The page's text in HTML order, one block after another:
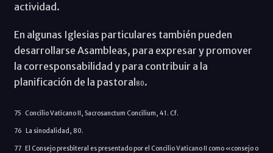
actividad.
En algunas Iglesias particulares también pueden
desarrollarse Asambleas, para expresar y promover
la corresponsabilidad y para contribuir a la
planificación de la pastoral 80.
75 Concilio Vaticano II, Sacrosanctum Concilium, 41. Cf.
76 La sinodalidad, 80.
77 El Consejo presbiteral es presentado por el Concilio Vaticano II como «consejo o